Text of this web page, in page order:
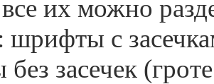
их можно
с
засечек